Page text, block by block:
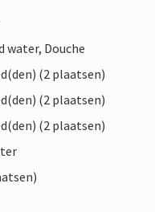
water, Douche
(2 plaatsen)
(2 plaatsen)
(2 plaatsen)